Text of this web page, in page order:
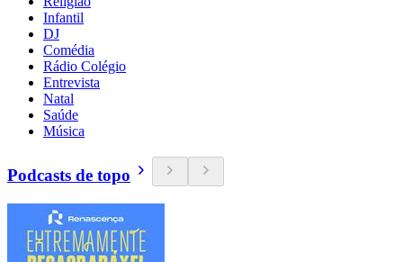
Infantil
DJ
Comédia
Rádio Colégio
Entrevista
Natal
Saúde
Música
Podcasts de topo